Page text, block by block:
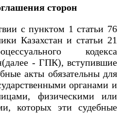
сторон
пунктом 1 статьи 76
Казахстан и статьи 21
кодекса
- ГПК), вступившие
акты обязательны для
органами и
физическими или
которых эти судебные